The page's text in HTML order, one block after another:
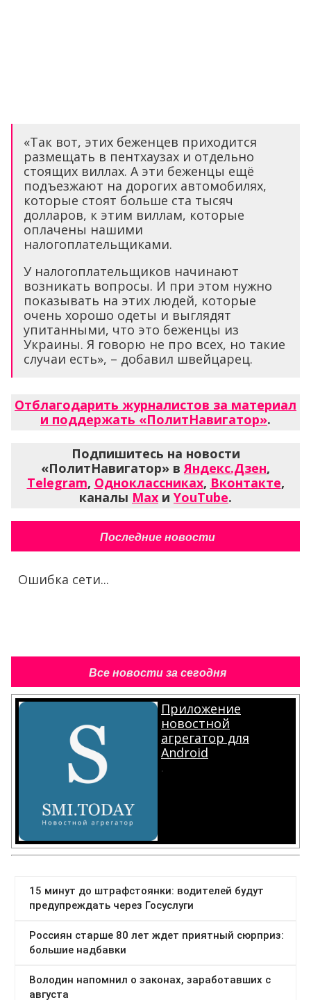
«Так вот, этих беженцев приходится
размещать в пентхаузах и отдельно
стоящих виллах. А эти беженцы ещё
подъезжают на дорогих автомобилях,
которые стоят больше ста тысяч
долларов, к этим виллам, которые
оплачены нашими
налогоплательщиками.
У налогоплательщиков начинают
возникать вопросы. И при этом нужно
показывать на этих людей, которые
очень хорошо одеты и выглядят
упитанными, что это беженцы из
Украины. Я говорю не про всех, но такие
случаи есть», – добавил швейцарец.
Отблагодарить журналистов за материал
и поддержать «ПолитНавигатор».
Подпишитесь на новости
«ПолитНавигатор» вЯндекс.Дзен,
Telegram, Одноклассниках, Вконтакте,
каналы Max и YouTube.
Последние новости
Ошибка сети...
Все новости за сегодня
Приложение
новостной
агрегатор для
Android
.